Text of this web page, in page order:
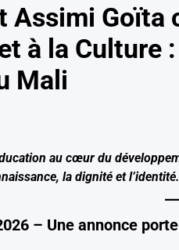
Assimi
à la
Mali
au cœur du
la dignité et l’identité.
– Une annonce